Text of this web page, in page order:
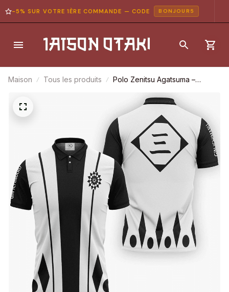
-5% SUR VOTRE 1ÈRE COMMANDE — CODE BONJOUR5
Maison Tous les produits
Polo Zenitsu Agatsuma –
Demon Slayer